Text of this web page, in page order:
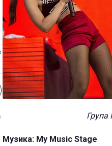
Група
Музика: My Music Stage